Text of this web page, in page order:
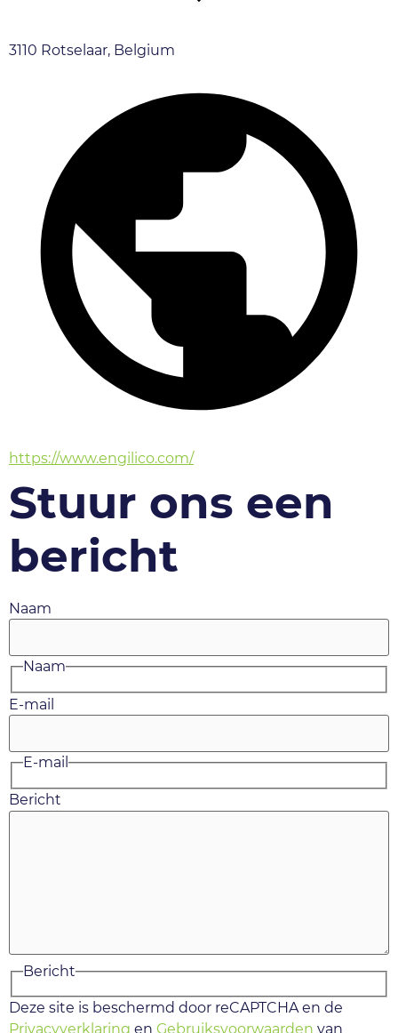
3110 Rotselaar, Belgium
https://www.engilico.com/
Stuur ons een
bericht
Naam
Naam
E-mail
E-mail
Bericht
Bericht
Deze site is beschermd door reCAPTCHA en de
Privacyverklaring en Gebruiksvoorwaarden van